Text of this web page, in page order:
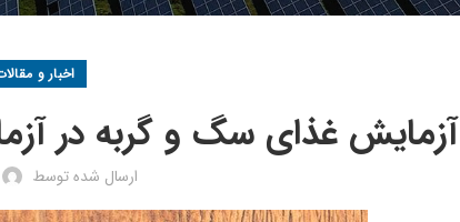
اخبار و
آزمایش غذای سگ و گربه در
ارسال شده توسط